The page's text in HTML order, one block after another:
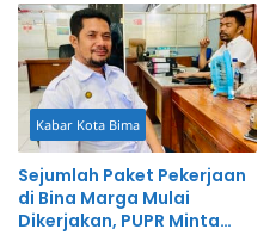
Kabar Kota Bima
Sejumlah Paket Pekerjaan
di Bina Marga Mulai
Dikerjakan, PUPR Minta